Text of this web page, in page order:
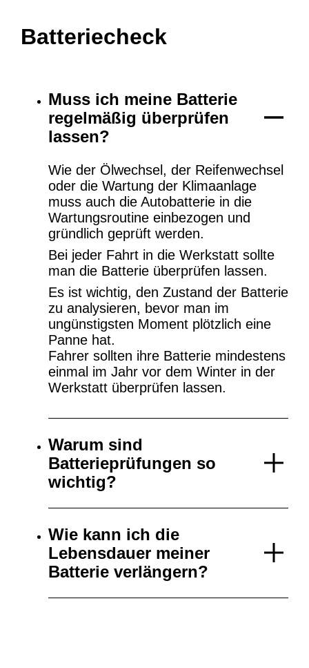
Batteriecheck
Muss ich meine Batterie
regelmäßig überprüfen
lassen?
Wie der Ölwechsel, der Reifenwechsel
oder die Wartung der Klimaanlage
muss auch die Autobatterie in die
Wartungsroutine einbezogen und
gründlich geprüft werden.
Bei jeder Fahrt in die Werkstatt sollte
man die Batterie überprüfen lassen.
Es ist wichtig, den Zustand der Batterie
zu analysieren, bevor man im
ungünstigsten Moment plötzlich eine
Panne hat.
Fahrer sollten ihre Batterie mindestens
einmal im Jahr vor dem Winter in der
Werkstatt überprüfen lassen.
Warum sind
Batterieprüfungen so
wichtig?
Wie kann ich die
Lebensdauer meiner
Batterie verlängern?